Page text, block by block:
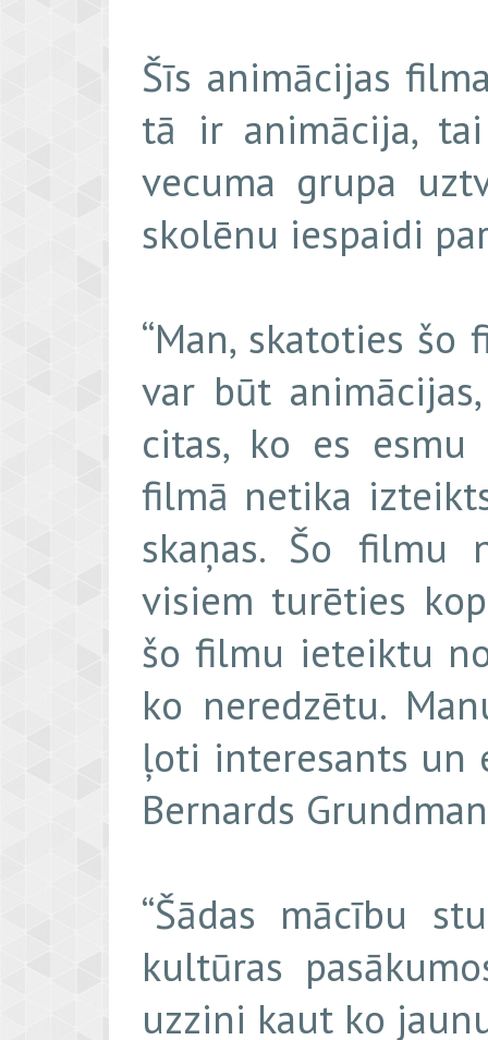
Šīs animācijas
tā ir animācija,
vecuma grupa
skolēnu iespaidi
“Man, skatoties šo
var būt
citas, ko es esmu
filmā netika
skaņas. Šo filmu
visiem turēties
šo filmu ieteiktu
ko neredzētu.
ļoti interesants un
Bernards
“Šādas mācību
kultūras
uzzini kaut ko